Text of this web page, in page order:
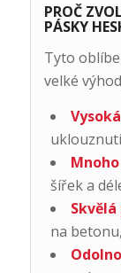
PROČ
PÁSKY
Tyto
velké
šířek a
na